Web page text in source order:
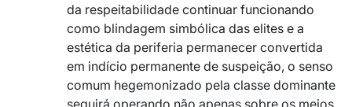
da respeitabilidade continuar funcionando
como blindagem simbólica das elites e a
estética da periferia permanecer convertida
em indício permanente de suspeição, o senso
comum hegemonizado pela classe dominante